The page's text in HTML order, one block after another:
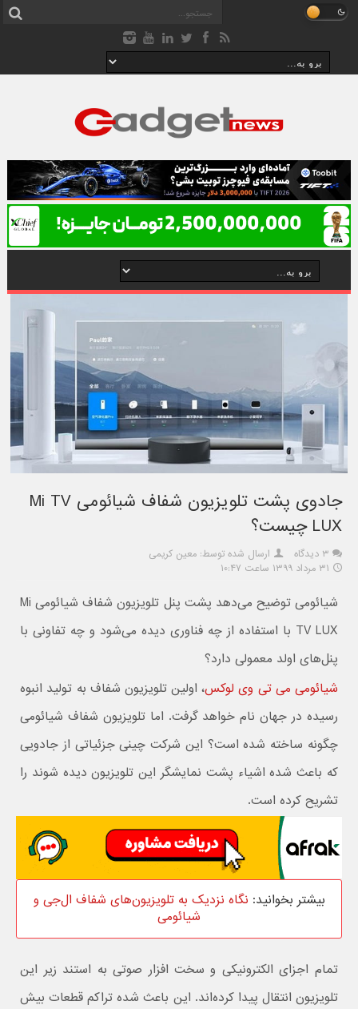
جادوی پشت تلویزیون شفاف شیائومی Mi TV
LUX چیست؟
۳ دیدگاه
ارسال شده توسط: معین کریمی
۳۱ مرداد ۱۳۹۹ ساعت ۱۰:۴۷
شیائومی توضیح می‌دهد پشت پنل تلویزیون شفاف شیائومی Mi
TV LUX با استفاده از چه فناوری دیده می‌شود و چه تفاونی با
پنل‌های اولد معمولی دارد؟
شیائومی می تی وی لوکس،‌ اولین تلویزیون شفاف به تولید انبوه
رسیده در جهان نام خواهد گرفت. اما تلویزیون شفاف شیائومی
چگونه ساخته شده است؟ این شرکت چینی جزئیاتی از جادویی
که باعث شده اشیاء پشت نمایشگر این تلویزیون دیده شوند را
تشریح کرده است.
بیشتر بخوانید: نگاه نزدیک به تلویزیون‌های شفاف ال‌جی و
شیائومی
تمام اجزای الکترونیکی و سخت افزار صوتی به استند زیر این
تلویزیون انتقال پیدا کرده‌اند. این باعث شده تراکم قطعات بیش